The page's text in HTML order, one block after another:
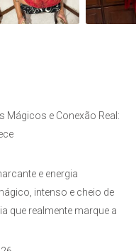
Mágicos e Conexão Real:
e energia
intenso e cheio de
que realmente marque a